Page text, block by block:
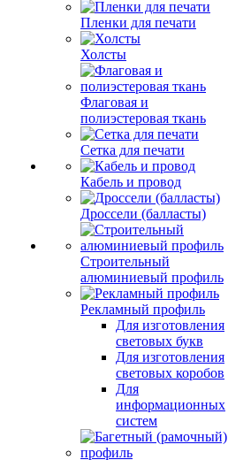
Пленки для печати
Холсты
Флаговая и
полиэстеровая ткань
Сетка для печати
Кабель и провод
Дроссели (балласты)
Строительный
алюминиевый профиль
Рекламный профиль
Для изготовления
световых букв
Для изготовления
световых коробов
Для
информационных
систем